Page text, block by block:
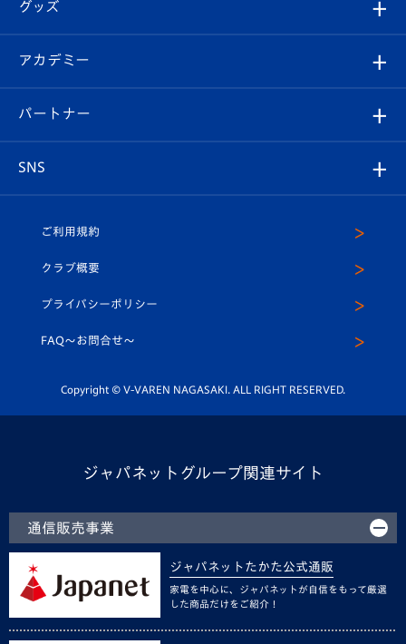
チケット
イベント
メディア
ホームタウン
スタッフプロフィール
マスコット紹介
平和祈念活動
ホームタウン活動
Revive Team
ヴィヴィくんの長崎おもてなしガイド
フォトギャラリー
スタジアムグルメ
V-LOVERS（ファンクラブ）
プレイヤーズスイート
グッズ
オンラインショップ
店舗情報
アカデミー
育成からのお知らせ
U-18
スクール
パートナー
SNS
ヴィヴィくんインスタグラム
公式LINE＠
ご利用規約
クラブ概要
プライバシーポリシー
FAQ〜お問合せ〜
Copyright © V-VAREN NAGASAKI. ALL RIGHT RESERVED.
ジャパネットグループ関連サイト
通信販売事業
ジャパネットたかた公式通販
家電を中心に、ジャパネットが自信をもって厳選
した商品だけをご紹介！